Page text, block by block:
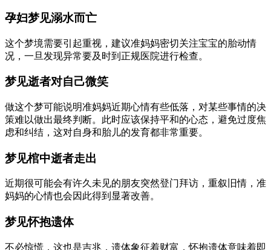
孕妇梦见溺水而亡
这个梦境需要引起重视，建议准妈妈密切关注宝宝的胎动情
况，一旦发现异常要及时到正规医院进行检查。
梦见逝者对自己微笑
做这个梦可能说明准妈妈近期心情有些低落，对某些事情的决
策难以做出最终判断。此时应该保持平和的心态，避免过度焦
虑和纠结，这对自身和胎儿的发育都非常重要。
梦见棺中逝者走出
近期很可能会有许久未见的朋友突然登门拜访，重叙旧情，准
妈妈的心情也会因此得到显著改善。
梦见怀抱遗体
不必惊慌，这也是吉兆，遗体象征着财富，怀抱遗体意味着即